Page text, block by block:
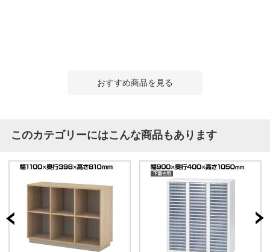
おすすめ商品を見る
このカテゴリーにはこんな商品もあります